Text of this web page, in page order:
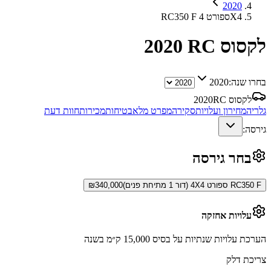
2020
RC350 F ספורט 4X4
לקסוס RC 2020
בחרו שנה:2020
לקסוס RC
2020
גלריהמחירון ועלויותסקירהמפרט מלאבטיחותמכירותחוות דעת
גירסה:
בחר גירסה
RC350 F ספורט 4X4 (דור 1 מתיחת פנים) ₪340,000
עלויות אחזקה
הערכת עלויות שנתיות על בסיס 15,000 ק״מ בשנה
צריכת דלק